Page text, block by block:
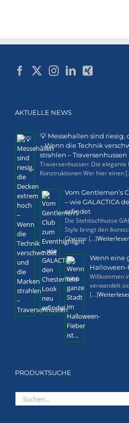
AKTUELLE NEWS
💡 Messehallen sind
– Wenn die Technik
strahlen – Traversenhussen
Traversenhussen: Die elegante
Konstruktionen Wer hier einen
Vom Gentlemen’s
– wie GALACTICA
erfindet
Die Stehtischhusse
Style bringt den
Charme [...]
Wenn eine
Halloween-
Willkommen
verwandelt
[...]
PRODUKTSUCHE